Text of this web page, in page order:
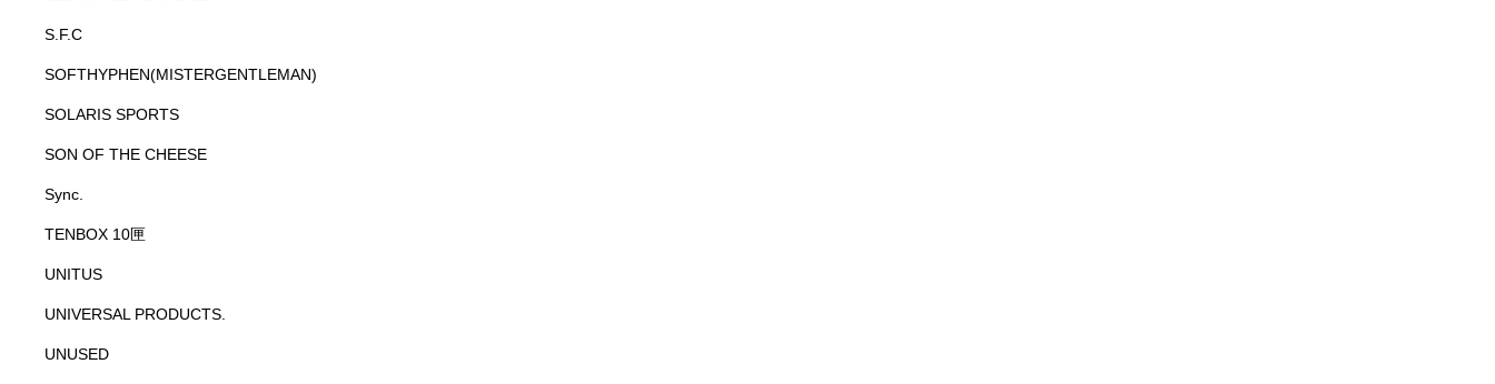
S.F.C
SOFTHYPHEN(MISTERGENTLEMAN)
SOLARIS SPORTS
SON OF THE CHEESE
Sync.
TENBOX 10匣
UNITUS
UNIVERSAL PRODUCTS.
UNUSED